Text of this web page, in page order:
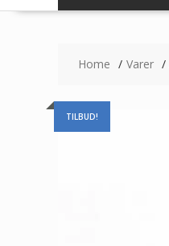
Home Varer
TILBUD!